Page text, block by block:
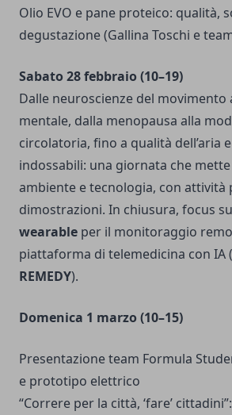
Olio EVO e pane proteico: qualità,
degustazione (Gallina Toschi e
Sabato 28 febbraio (10–19)
Dalle neuroscienze del movimento
mentale, dalla menopausa alla
circolatoria, fino a qualità dell’aria
indossabili: una giornata che
ambiente e tecnologia, con attività
dimostrazioni. In chiusura, focus
wearable per il monitoraggio
piattaforma di telemedicina con IA
REMEDY).
Domenica 1 marzo (10–15)
Presentazione team Formula
e prototipo elettrico
“Correre per la città, ‘fare’